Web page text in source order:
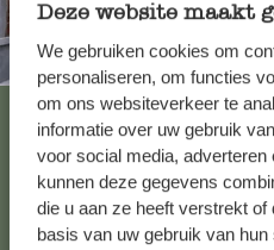
Deze website maakt
We gebruiken cookies om
personaliseren, om functies
om ons websiteverkeer te
informatie over uw gebruik
voor social media,
kunnen deze gegevens
die u aan ze heeft verstrekt
basis van uw gebruik van hun
Altijd in de
Bekijk alle 62 winkels